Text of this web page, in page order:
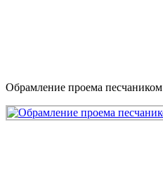
Обрамление проема песчаником